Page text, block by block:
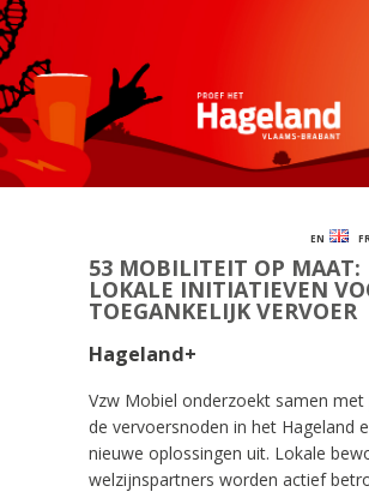
FR
EN
53 MOBILITEIT OP MAAT:
LOKALE INITIATIEVEN
TOEGANKELIJK VERVOER
Hageland+
Vzw Mobiel onderzoekt samen met
de vervoersnoden in het Hageland
nieuwe oplossingen uit. Lokale
welzijnspartners worden actief